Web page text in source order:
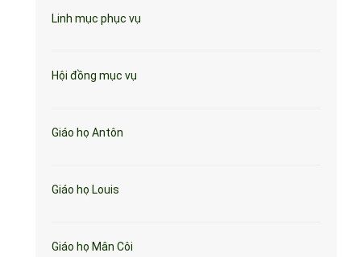
Linh mục phục vụ
Hội đồng mục vụ
Giáo họ Antôn
Giáo họ Louis
Giáo họ Mân Côi